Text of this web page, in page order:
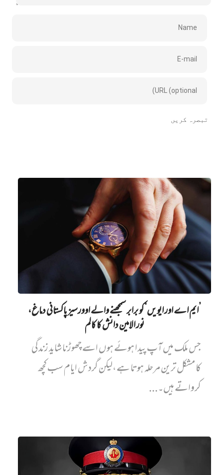
’ایم اے اور ایویں‌‘ کو برابر سمجھنے والے اوورسیز پاکستانی دماغ،
نور الامین دانش کا کالم
جس ملک میں آپ پیدا ہوئے ہوں اسے چھوڑنا شاید زندگی
کا مشکل ترین مرحلہ ہوتا ہے،لیکن گردش ایام سب کچھ
کرواتے ہیں۔...